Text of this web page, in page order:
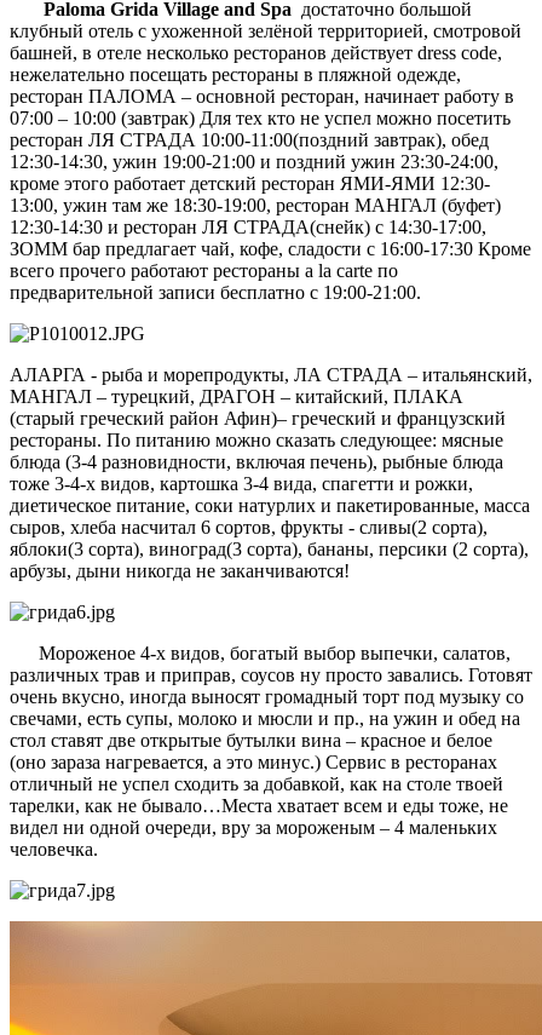
Paloma Grida Village and Spa достаточно большой
клубный отель с ухоженной зелёной территорией, смотровой
башней, в отеле несколько ресторанов действует dress code,
нежелательно посещать рестораны в пляжной одежде,
ресторан ПАЛОМА – основной ресторан, начинает работу в
07:00 – 10:00 (завтрак) Для тех кто не успел можно посетить
ресторан ЛЯ СТРАДА 10:00-11:00(поздний завтрак), обед
12:30-14:30, ужин 19:00-21:00 и поздний ужин 23:30-24:00,
кроме этого работает детский ресторан ЯМИ-ЯМИ 12:30-
13:00, ужин там же 18:30-19:00, ресторан МАНГАЛ (буфет)
12:30-14:30 и ресторан ЛЯ СТРАДА(снейк) с 14:30-17:00,
ЗОММ бар предлагает чай, кофе, сладости с 16:00-17:30 Кроме
всего прочего работают рестораны a la carte по
предварительной записи бесплатно с 19:00-21:00.
АЛАРГА - рыба и морепродукты, ЛА СТРАДА – итальянский,
МАНГАЛ – турецкий, ДРАГОН – китайский, ПЛАКА
(старый греческий район Афин)– греческий и французский
рестораны. По питанию можно сказать следующее: мясные
блюда (3-4 разновидности, включая печень), рыбные блюда
тоже 3-4-х видов, картошка 3-4 вида, спагетти и рожки,
диетическое питание, соки натурлих и пакетированные, масса
сыров, хлеба насчитал 6 сортов, фрукты - сливы(2 сорта),
яблоки(3 сорта), виноград(3 сорта), бананы, персики (2 сорта),
арбузы, дыни никогда не заканчиваются!
Мороженое 4-х видов, богатый выбор выпечки, салатов,
различных трав и приправ, соусов ну просто завались. Готовят
очень вкусно, иногда выносят громадный торт под музыку со
свечами, есть супы, молоко и мюсли и пр., на ужин и обед на
стол ставят две открытые бутылки вина – красное и белое
(оно зараза нагревается, а это минус.) Сервис в ресторанах
отличный не успел сходить за добавкой, как на столе твоей
тарелки, как не бывало…Места хватает всем и еды тоже, не
видел ни одной очереди, вру за мороженым – 4 маленьких
человечка.